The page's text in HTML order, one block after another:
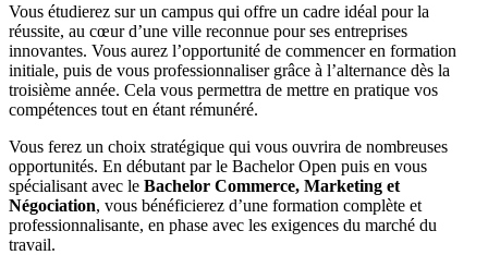
Vous étudierez sur un campus qui offre un cadre idéal pour la
réussite, au cœur d’une ville reconnue pour ses entreprises
innovantes. Vous aurez l’opportunité de commencer en formation
initiale, puis de vous professionnaliser grâce à l’alternance dès la
troisième année. Cela vous permettra de mettre en pratique vos
compétences tout en étant rémunéré.
Vous ferez un choix stratégique qui vous ouvrira de nombreuses
opportunités. En débutant par le Bachelor Open puis en vous
spécialisant avec le Bachelor Commerce, Marketing et
Négociation, vous bénéficierez d’une formation complète et
professionnalisante, en phase avec les exigences du marché du
travail.